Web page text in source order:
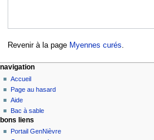
Revenir à la page Myennes curés.
navigation
Accueil
Page au hasard
Aide
Bac à sable
bons liens
Portail GenNièvre